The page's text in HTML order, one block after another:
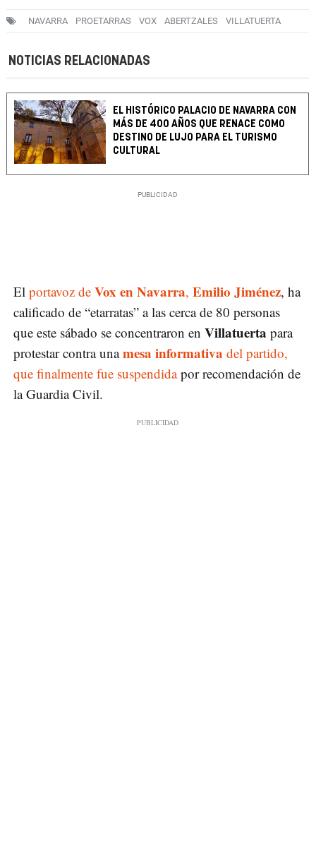
NAVARRA PROETARRAS VOX ABERTZALES VILLATUERTA
NOTICIAS RELACIONADAS
EL HISTÓRICO PALACIO DE NAVARRA CON
MÁS DE 400 AÑOS QUE RENACE COMO
DESTINO DE LUJO PARA EL TURISMO
CULTURAL
El portavoz de Vox en Navarra, Emilio Jiménez, ha
calificado de “etarratas” a las cerca de 80 personas
que este sábado se concentraron en Villatuerta para
protestar contra unamesa informativa del partido,
que finalmente fue suspendidapor recomendación de
la Guardia Civil.